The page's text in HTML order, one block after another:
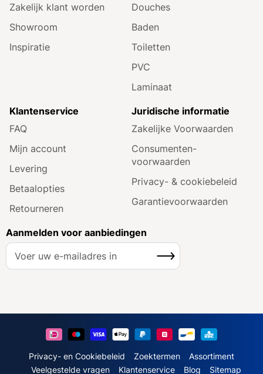
Zakelijk klant worden
Showroom
Inspiratie
Douches
Baden
Toiletten
PVC
Laminaat
Klantenservice
FAQ
Mijn account
Levering
Betaalopties
Retourneren
Juridische informatie
Zakelijke Voorwaarden
Consumenten­
voorwaarden
Privacy- & cookiebeleid
Garantie­voorwaarden
Aanmelden voor aanbiedingen
A
e
Inschrijven
Privacy- en Cookiebeleid Zoektermen
Assortiment
Veelgestelde vragen
Klantenservice Blog Sitemap